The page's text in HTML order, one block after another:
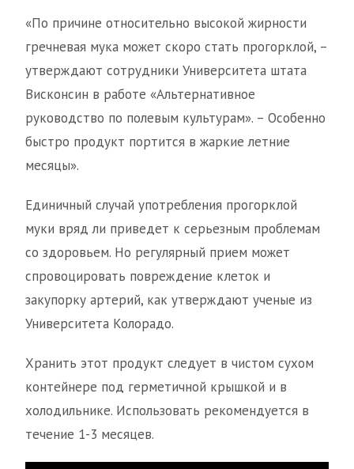
«По причине относительно высокой жирности
гречневая мука может скоро стать прогорклой, –
утверждают сотрудники Университета штата
Висконсин в работе «Альтернативное
руководство по полевым культурам». – Особенно
быстро продукт портится в жаркие летние
месяцы».
Единичный случай употребления прогорклой
муки вряд ли приведет к серьезным проблемам
со здоровьем. Но регулярный прием может
спровоцировать повреждение клеток и
закупорку артерий, как утверждают ученые из
Университета Колорадо.
Хранить этот продукт следует в чистом сухом
контейнере под герметичной крышкой и в
холодильнике. Использовать рекомендуется в
течение 1-3 месяцев.